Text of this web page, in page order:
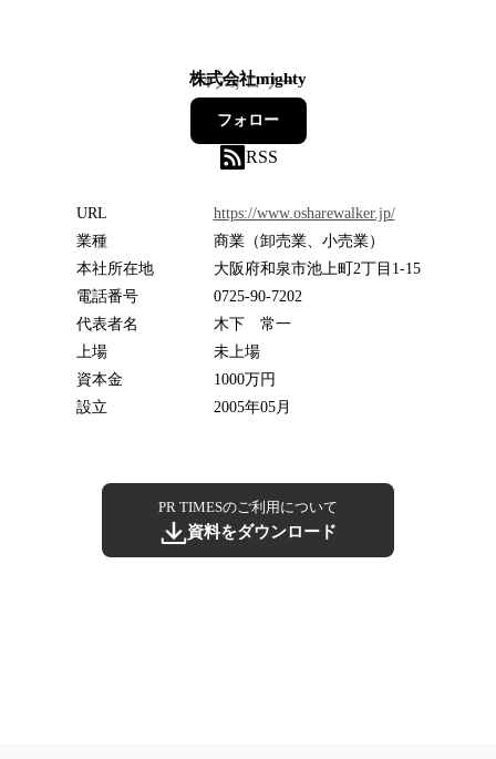
株式会社mighty
4フォロワー
フォロー
RSS
URL
https://www.osharewalker.jp/
業種
商業（卸売業、小売業）
本社所在地
大阪府和泉市池上町2丁目1-15
電話番号
0725-90-7202
代表者名
木下 常一
上場
未上場
資本金
1000万円
設立
2005年05月
PR TIMESのご利用について
資料をダウンロード